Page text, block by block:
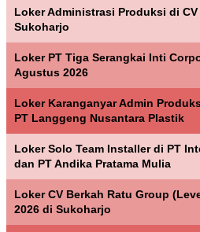
Loker Administrasi Produksi di
Sukoharjo
Loker PT Tiga Serangkai Inti
Agustus 2026
Loker Karanganyar Admin
PT Langgeng Nusantara Plastik
Loker Solo Team Installer di PT
dan PT Andika Pratama Mulia
Loker CV Berkah Ratu Group
2026 di Sukoharjo